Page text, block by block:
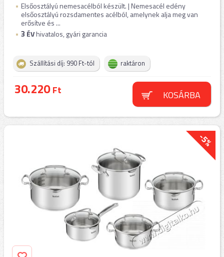
Elsőosztályú nemesacélból készült. | Nemesacél edény
elsőosztályú rozsdamentes acélból, amelynek alja meg van
erősítve és ...
3 ÉVhivatalos, gyári garancia
Szállítási díj: 990 Ft-tól raktáron
30.220Ft KOSÁRBA
-5%